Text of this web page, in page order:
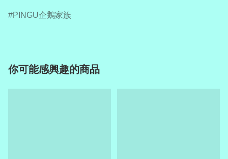
PINGU企鵝家族
你可能感興趣的商品